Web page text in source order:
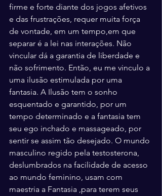
firme e forte diante dos jogos afetivos
e das frustrações, requer muita força
de vontade, em um tempo,em que
separar é a lei nas interações. Não
vincular dá a garantia de liberdade e
não sofrimento. Então, eu me vinculo a
uma ilusão estimulada por uma
fantasia. A Ilusão tem o sonho
esquentado e garantido, por um
tempo determinado e a fantasia tem
seu ego inchado e massageado, por
sentir se assim tão desejado. O mundo
masculino regido pela testosterona,
deslumbrados na facilidade de acesso
ao mundo feminino, usam com
maestria a Fantasia ,para terem seus